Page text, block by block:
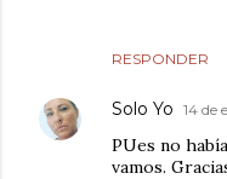
RESPONDER
Solo Yo 14 de
PUes no
vamos.